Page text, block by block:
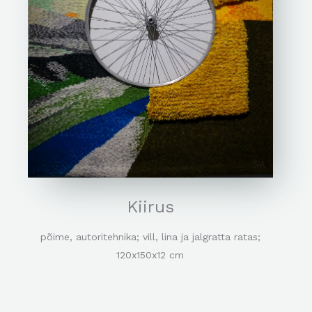
Kiirus
põime, autoritehnika; vill, lina ja jalgratta ratas;
120x150x12 cm